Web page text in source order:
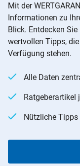
Mit der
Informationen zu
Blick. Entdecken
wertvollen Tipps,
Verfügung stehen.
Alle Daten
Ratgeberartikel
Nützliche Tipps